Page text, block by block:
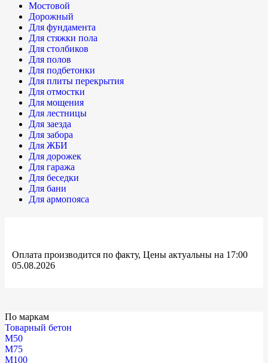
Мостовой
Дорожный
Для фундамента
Для стяжки пола
Для столбиков
Для полов
Для подбетонки
Для плиты перекрытия
Для отмостки
Для мощения
Для лестницы
Для заезда
Для забора
Для ЖБИ
Для дорожек
Для гаража
Для беседки
Для бани
Для армопояса
Оплата производится по факту, Цены актуальны на 17:00
05.08.2026
По маркам
Товарный бетон
М50
М75
М100